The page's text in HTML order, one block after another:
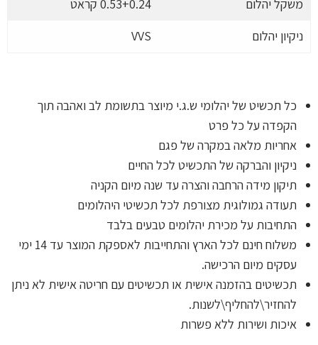
משקל יהלום
0.53+0.24 קראט
ניקיון יהלום
VVS
כל תכשיט של יהלומי ש.ג.י מיוצר בתשומת לב ואהבה תוך
הקפדה על כל פרט
אחריות מלאה במקרה של פגם
ניקיון והברקה של התכשיט לכל החיים
תיקון מידה הרחבה והצרה עד שנה מיום הקניה
תעודה גמולוגית מצורפת לכל תכשיטי היהלומים
התחיבות על מכירת יהלומים טבעים בלבד
משלוח חינם לכל הארץ והתחייבות לאספקת המוצר עד 14 ימי
עסקים מיום הרכישה.
תכשיטים בהזמנה אישית או תכשיטים עם חריטה אישית לא ניתן
להחזיר\להחליף\לשנות.
איכות ושירות ללא פשרות